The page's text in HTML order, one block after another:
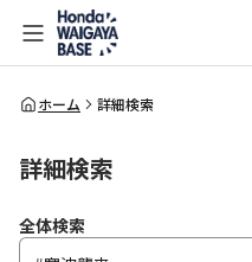
全体検索
ホーム 詳細検索
詳細検索
全体検索